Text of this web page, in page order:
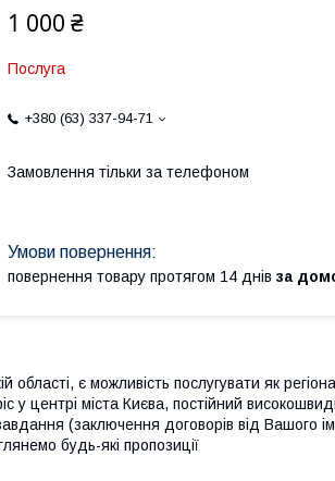
1 000 ₴
Послуга
+380 (63) 337-94-71
Замовлення тільки за телефоном
повернення товару протягом 14 днів за
області, є можливість послугувати як
у центрі міста Києва, постійний
(заключення договорів від Вашого
будь-які пропозиції